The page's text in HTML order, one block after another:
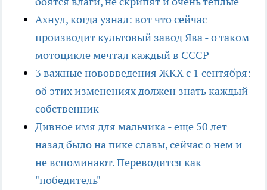
Ахнул, когда узнал: вот что сейчас
производит культовый завод Ява - о таком
мотоцикле мечтал каждый в СССР
3 важные нововведения ЖКХ с 1 сентября:
об этих изменениях должен знать каждый
собственник
Дивное имя для мальчика - еще 50 лет
назад было на пике славы, сейчас о нем и
не вспоминают. Переводится как
"победитель"